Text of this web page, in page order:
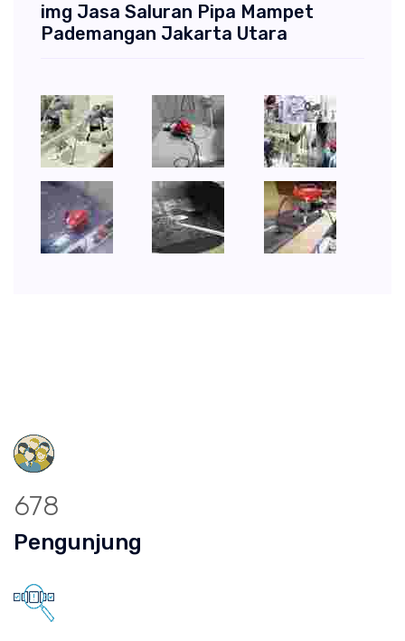
img Jasa Saluran Pipa Mampet
Pademangan Jakarta Utara
678
Pengunjung